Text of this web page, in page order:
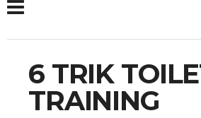
6 TRIK
TRAINING